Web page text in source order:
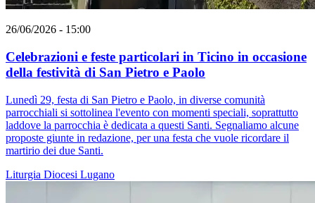
26/06/2026 - 15:00
Celebrazioni e feste particolari in Ticino in occasione
della festività di San Pietro e Paolo
Lunedì 29, festa di San Pietro e Paolo, in diverse comunità
parrocchiali si sottolinea l'evento con momenti speciali, soprattutto
laddove la parrocchia è dedicata a questi Santi. Segnaliamo alcune
proposte giunte in redazione, per una festa che vuole ricordare il
martirio dei due Santi.
Liturgia Diocesi Lugano